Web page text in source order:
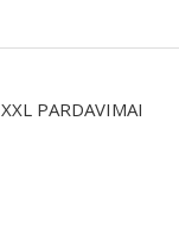
XXL PARDAVIMAI